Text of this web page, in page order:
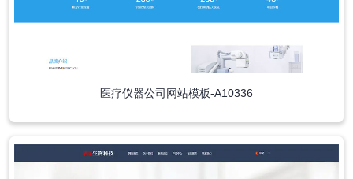
医疗仪器公司网站模板-A10336